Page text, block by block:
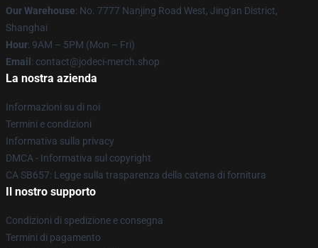
Our Warehouse: No. 7777 Nanjing Road West, Jing'an District,
Shanghai
Hour: 9AM – 5PM (Mon – Fri)
Email : contact@jodeci-merch.shop
La nostra azienda
Informazioni su di noi
Termini e condizioni
Informativa sulla privacy
DMCA - Informativa sul copyright
CA SB657: Legge sulla trasparenza della catena di fornitura
Il nostro supporto
Condizioni di spedizione e consegna
Termini di pagamento